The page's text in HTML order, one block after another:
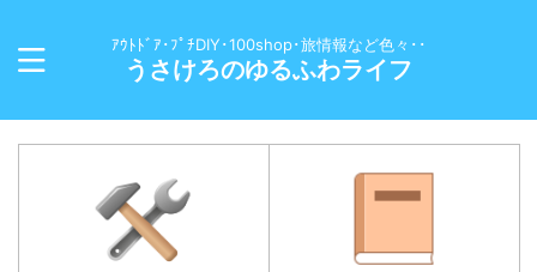
ｱｳﾄﾄﾞｱ･ﾌﾟﾁDIY･100shop･旅情報など色々･･
うさけろのゆるふわライフ